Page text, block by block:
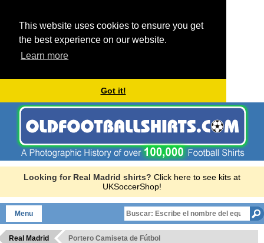
This website uses cookies to ensure you get
the best experience on our website.
Learn more
Got it!
Looking for Real Madrid shirts? Click here to see kits at
UKSoccerShop!
Menu
Real Madrid Portero Camiseta de Fútbol